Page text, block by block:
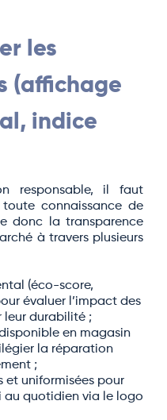
les
(affichage
indice
responsable, il faut
connaissance de
donc la transparence
à travers plusieurs
(éco-score,
évaluer l’impact des
leur durabilité ;
en magasin
la réparation
;
et uniformisées pour
au quotidien via le logo